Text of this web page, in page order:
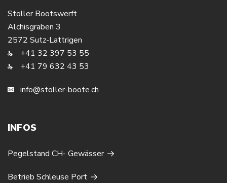
Stoller Bootswerft
Alchisgraben 3
2572 Sutz-Lattrigen
+41 32 397 53 55
+41 79 632 43 53
info@stoller-boote.ch
INFOS
Pegelstand CH- Gewässer
Betrieb Schleuse Port